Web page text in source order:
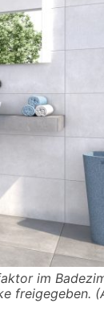
im
freigegeben.